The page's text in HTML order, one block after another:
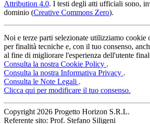
Attribution 4.0. I testi degli atti ufficiali sono,
dominio (Creative Commons Zero).
Noi e terze parti selezionate utilizziamo cookie
per finalità tecniche e, con il tuo consenso,
al fine di migliorare l'esperienza dell'utente
Consulta la nostra Cookie Policy .
Consulta la nostra Informativa Privacy .
Consulta le Note Legali .
Clicca qui per modificare il tuo consenso.
Copyright 2026 Progetto Horizon S.R.L.
Referente sito: Prof. Stefano Siligeni